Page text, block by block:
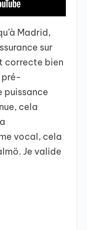
Madrid,
sur
correcte bien
pré-
puissance
cela
vocal, cela
Je valide